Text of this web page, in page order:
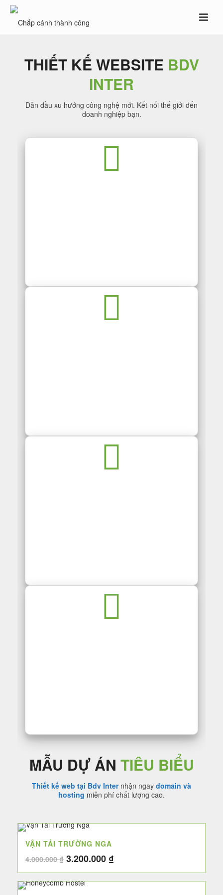
THIẾT KẾ WEBSITE BDV
INTER
Dẫn đầu xu hướng công nghệ mới. Kết nối thế giới đến
doanh nghiệp bạn.
MẪU DỰ ÁN TIÊU BIỂU
Thiết kế web tại Bdv Internhận ngay domain và
hosting miễn phí chất lượng cao.
VẬN TẢI TRƯỜNG NGA
4.000.000₫ Giá
gốc
là:
3.200.000 ₫
hiện
tại